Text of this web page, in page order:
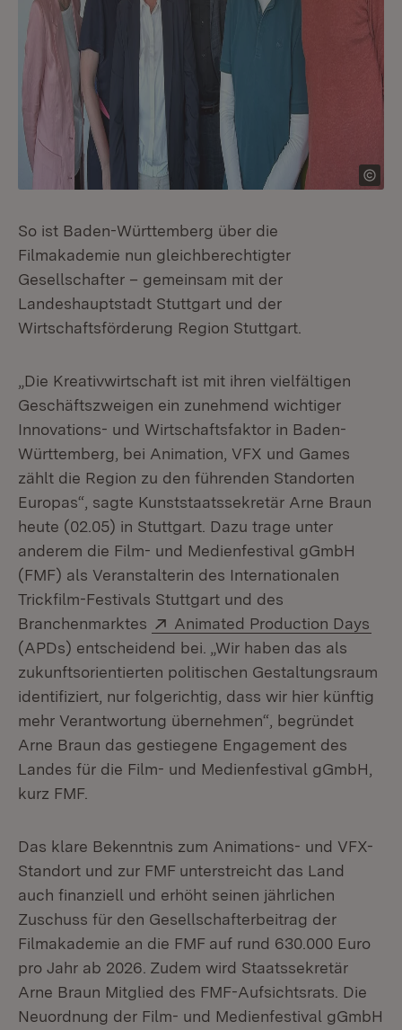
So ist Baden-Württemberg über die
Filmakademie nun gleichberechtigter
Gesellschafter – gemeinsam mit der
Landeshauptstadt Stuttgart und der
Wirtschaftsförderung Region Stuttgart.
„Die Kreativwirtschaft ist mit ihren vielfältigen
Geschäftszweigen ein zunehmend wichtiger
Innovations- und Wirtschaftsfaktor in Baden-
Württemberg, bei Animation, VFX und Games
zählt die Region zu den führenden Standorten
Europas“, sagte Kunststaatssekretär Arne Braun
heute (02.05) in Stuttgart. Dazu trage unter
anderem die Film- und Medienfestival gGmbH
(FMF) als Veranstalterin des Internationalen
Trickfilm-Festivals Stuttgart und des
Branchenmarktes
Extern:
Animated Production Days
(APDs) entscheidend bei. „Wir haben das als
zukunftsorientierten politischen Gestaltungsraum
identifiziert, nur folgerichtig, dass wir hier künftig
mehr Verantwortung übernehmen“, begründet
Arne Braun das gestiegene Engagement des
Landes für die Film- und Medienfestival gGmbH,
kurz FMF.
Das klare Bekenntnis zum Animations- und VFX-
Standort und zur FMF unterstreicht das Land
auch finanziell und erhöht seinen jährlichen
Zuschuss für den Gesellschafterbeitrag der
Filmakademie an die FMF auf rund 630.000 Euro
pro Jahr ab 2026. Zudem wird Staatssekretär
Arne Braun Mitglied des FMF-Aufsichtsrats. Die
Neuordnung der Film- und Medienfestival gGmbH